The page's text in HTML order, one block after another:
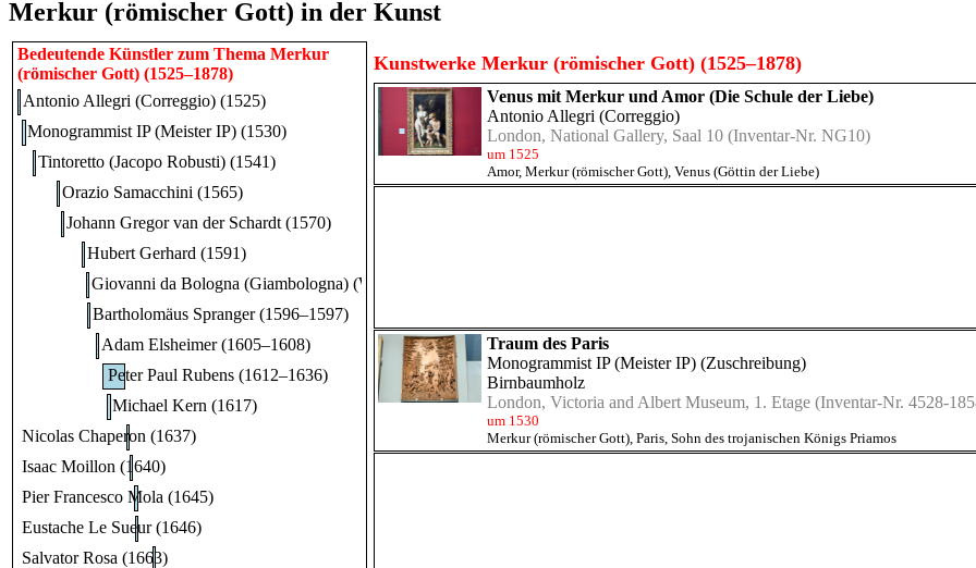
Merkur (römischer Gott) in der Kunst
Bedeutende Künstler zum Thema Merkur
(römischer Gott) (1525–1878)
Antonio Allegri (Correggio) (1525)
Monogrammist IP (Meister IP) (1530)
Tintoretto (Jacopo Robusti) (1541)
Orazio Samacchini (1565)
Johann Gregor van der Schardt (1570)
Hubert Gerhard (1591)
Giovanni da Bologna (Giambologna) (Werkstatt) (1595)
Bartholomäus Spranger (1596–1597)
Adam Elsheimer (1605–1608)
Peter Paul Rubens (1612–1636)
Michael Kern (1617)
Nicolas Chaperon (1637)
Isaac Moillon (1640)
Pier Francesco Mola (1645)
Eustache Le Sueur (1646)
Salvator Rosa (1663)
Kunstwerke Merkur (römischer Gott) (1525–1878)
Venus mit Merkur und Amor (Die Schule der Liebe)
Antonio Allegri (Correggio)
London, National Gallery, Saal 10 (Inventar-Nr. NG10)
um 1525
Amor, Merkur (römischer Gott), Venus (Göttin der Liebe)
Traum des Paris
Monogrammist IP (Meister IP) (Zuschreibung)
Birnbaumholz
London, Victoria and Albert Museum, 1. Etage (Inventar-Nr. 4528-
um 1530
Merkur (römischer Gott), Paris, Sohn des trojanischen Königs Priamos